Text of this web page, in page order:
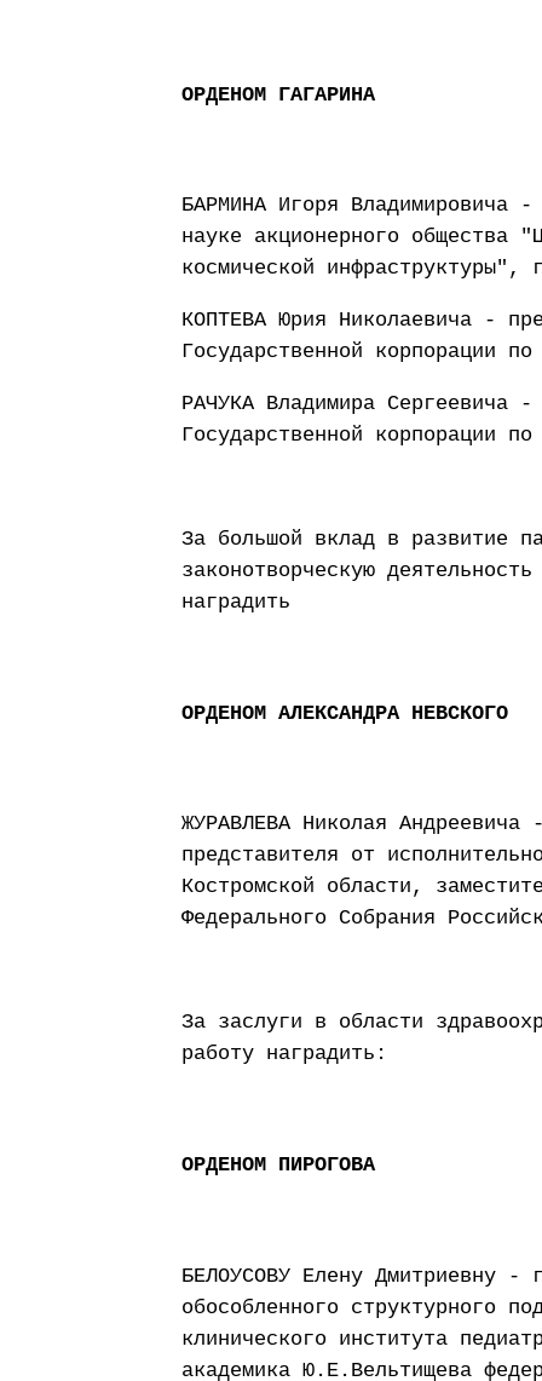
ОРДЕНОМ ГАГАРИНА
БАРМИНА Игоря Владимировича
науке акционерного общества
космической инфраструктуры",
КОПТЕВА Юрия Николаевича -
Государственной корпорации
РАЧУКА Владимира Сергеевича -
Государственной корпорации
За большой вклад в развитие
законотворческую
наградить
ОРДЕНОМ АЛЕКСАНДРА НЕВСКОГО
ЖУРАВЛЕВА Николая
представителя от
Костромской области,
Федерального Собрания
За заслуги в области
работу наградить:
ОРДЕНОМ ПИРОГОВА
БЕЛОУСОВУ Елену Дмитриевну -
обособленного структурного
клинического института
академика Ю.Е.Вельтищева